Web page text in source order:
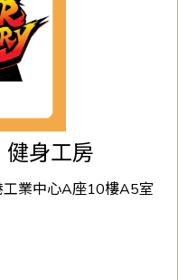
健身工房
業中心A座10樓A5室